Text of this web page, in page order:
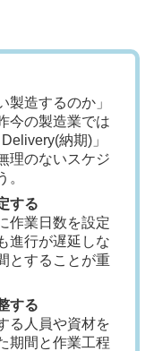
製造するのか」
今の製造業では
納期)」
理のないスケジ
。
する
作業日数を設定
進行が遅延しな
とすることが重
する
る人員や資材を
期間と作業工程